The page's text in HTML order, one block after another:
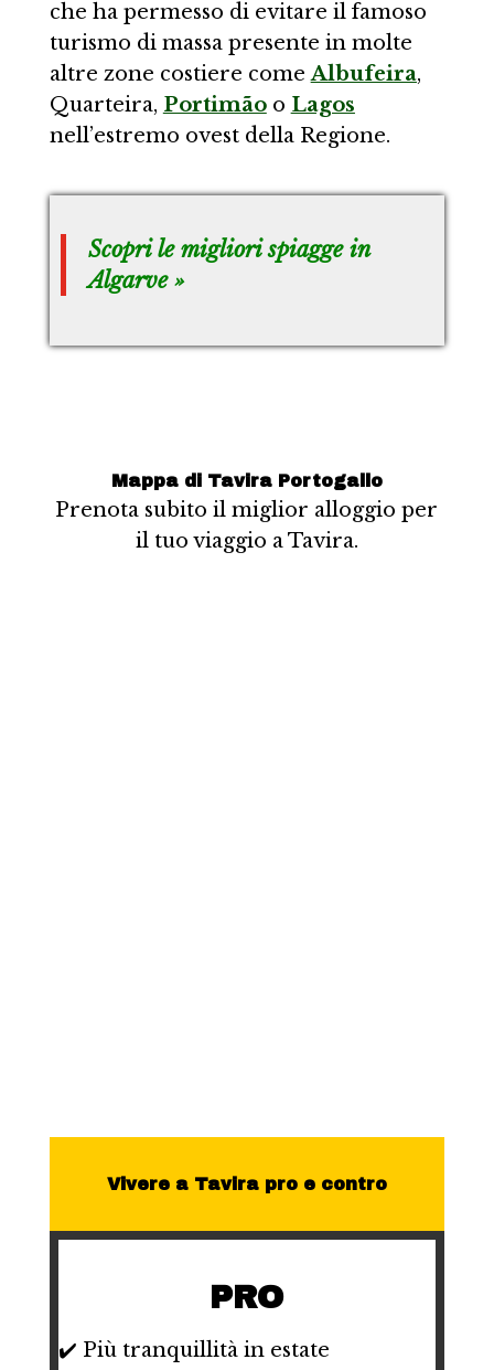
che ha permesso di evitare il famoso
turismo di massa presente in molte
altre zone costiere comeAlbufeira,
Quarteira, Portimãoo Lagos
nell’estremo ovest della Regione.
Scopri le migliori spiagge in
Algarve »
Mappa di Tavira Portogallo
Prenota subito il miglior alloggio per
il tuo viaggio a Tavira.
Vivere a Tavira pro e contro
PRO
✔️ Più tranquillità in estate